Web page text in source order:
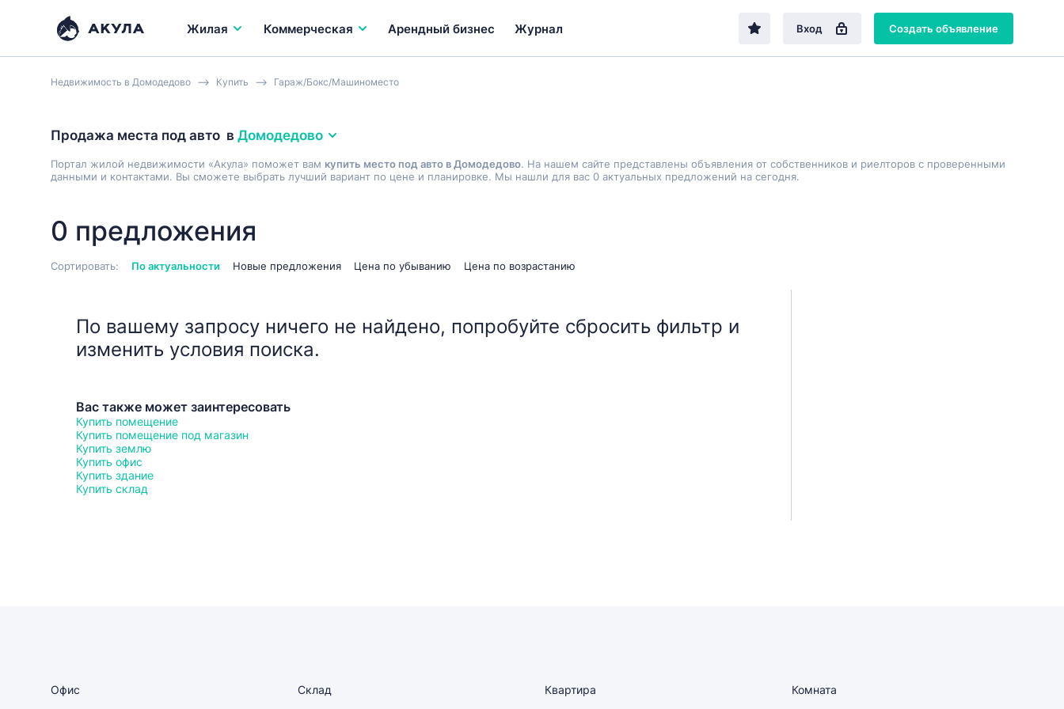
Жилая Коммерческая Арендный бизнес Журнал Вход Создать объявление
Недвижимость в Домодедово Купить Гараж/Бокс/Машиноместо
Продажа места под авто в Домодедово
Портал жилой недвижимости «Акула» поможет вам купить место под авто в Домодедово. На нашем сайте представлены объявления от собственников и риелторов с проверенными
данными и контактами. Вы сможете выбрать лучший вариант по цене и планировке. Мы нашли для вас 0 актуальных предложений на сегодня.
0 предложения
Сортировать: По актуальности Новые предложения Цена по убыванию Цена по возрастанию
По вашему запросу ничего не найдено, попробуйте сбросить фильтр и
изменить условия поиска.
Вас также может заинтересовать
Купить помещение
Купить помещение под магазин
Купить землю
Купить офис
Купить здание
Купить склад
Офис Склад Квартира
Комната